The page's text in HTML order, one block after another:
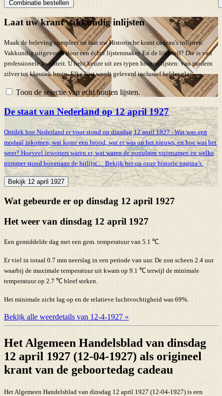
Combinatie bestellen
Laat uw krant vakkundig inlijsten
Maak de beleving compleet en laat uw Historische krant cadeau's inlijsten.
Vakkundig uitgevoerd door een échte lijstenmaker. En de lijst zelf? Die is van
professionele kwaliteit. U hebt keuze uit zes typen houten lijsten: van modern
zilver tot klassiek bruin. Elke lijst wordt geleverd inclusief helder glas.
Toon de selectie van echt houten lijsten.
De staat van Nederland op 12 april 1927
Ontdek hoe Nederland er voor stond op dinsdag 12 april 1927 . Wat was een
modaal inkomen, wat koste een brood, wat er was op het nieuws, en hoe was het
weer? Hoeveel inwoners waren er, wat waren de populaire voornamen en welke
nummer stond bovenaan de hitlijst… Bekijk het op onze historie pagina’s.
Bekijk 12 april 1927
Wat gebeurde er op dinsdag 12 april 1927
Het weer van dinsdag 12 april 1927
Een gemiddelde dag met een gem. temperatuur van 5.1 ℃.
Er viel in totaal 0.7 mm neerslag in een periode van uur. De zon scheen 2.4 uur
waarbij de maximale temperatuur uit kwam op 9.1 ℃ terwijl de minimale
temperatuur op 2.7 ℃ bleef steken.
Het minimale zicht lag op en de relatieve luchtvochtigheid was 69%.
Bekijk alle weerdetails van 12-4-1927 »
Het Algemeen Handelsblad van dinsdag
12 april 1927 (12-04-1927) als origineel
krant van de geboortedag cadeau
Het Algemeen Handelsblad van dinsdag 12 april 1927 (12-04-1927) is een